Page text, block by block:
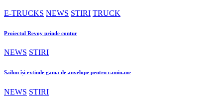
E-TRUCKS NEWS STIRI TRUCK
Proiectul Revoy prinde contur
NEWS STIRI
Sailun își extinde gama de anvelope pentru camioane
NEWS STIRI